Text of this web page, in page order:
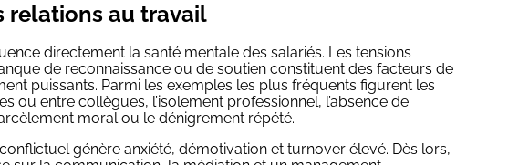
relations au travail
directement la santé mentale des salariés. Les tensions
de reconnaissance ou de soutien constituent des facteurs de
puissants. Parmi les exemples les plus fréquents figurent les
ou entre collègues, l’isolement professionnel, l’absence de
moral ou le dénigrement répété.
génère anxiété, démotivation et turnover élevé. Dès lors,